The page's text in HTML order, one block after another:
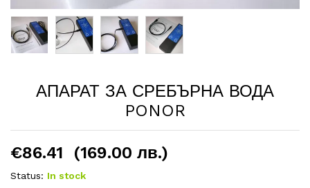
АПАРАТ ЗА СРЕБЪРНА ВОДА
PONOR
€86.41 (169.00 лв.)
Status: In stock